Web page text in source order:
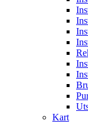
Kart